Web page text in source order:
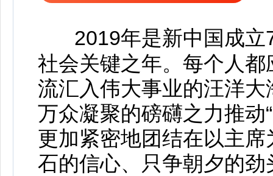
2019年是新中国成
社会关键之年。每个人
流汇入伟大事业的汪洋
万众凝聚的磅礴之力推动
更加紧密地团结在以主
石的信心、只争朝夕的